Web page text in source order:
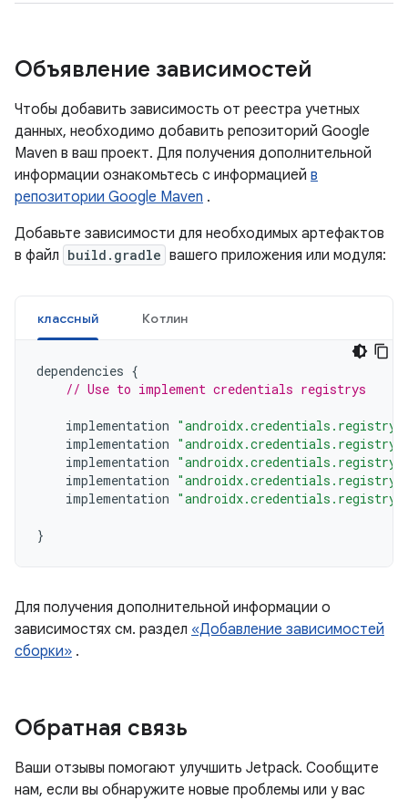
Объявление зависимостей
Чтобы добавить зависимость от реестра учетных
данных, необходимо добавить репозиторий Google
Maven в ваш проект. Для получения дополнительной
информации ознакомьтесь с информацией в
репозитории Google Maven .
Добавьте зависимости для необходимых артефактов
в файл build.gradle вашего приложения или модуля:
классный Котлин
dependencies {
// Use to implement credentials registrys
implementation
implementation
implementation
implementation
implementation
}
Для получения дополнительной информации о
зависимостях см. раздел «Добавление зависимостей
сборки» .
Обратная связь
Ваши отзывы помогают улучшить Jetpack. Сообщите
нам, если вы обнаружите новые проблемы или у вас